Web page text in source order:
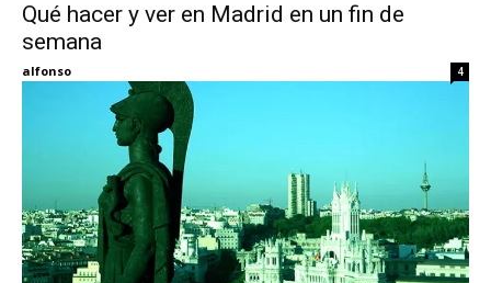
Qué hacer y ver en Madrid en un fin de
semana
alfonso 4